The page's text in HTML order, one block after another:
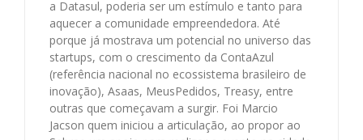
a Datasul, poderia ser um estímulo e tanto para
aquecer a comunidade empreendedora. Até
porque já mostrava um potencial no universo das
startups, com o crescimento da ContaAzul
(referência nacional no ecossistema brasileiro de
inovação), Asaas, MeusPedidos, Treasy, entre
outras que começavam a surgir. Foi Marcio
Jacson quem iniciou a articulação, ao propor ao